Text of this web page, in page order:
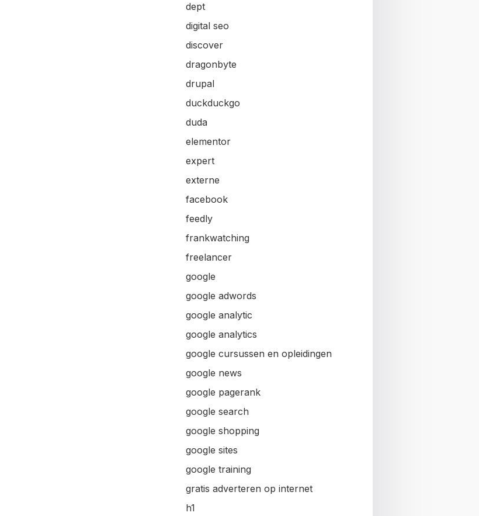
dept
digital seo
discover
dragonbyte
drupal
duckduckgo
duda
elementor
expert
externe
facebook
feedly
frankwatching
freelancer
google
google adwords
google analytic
google analytics
google cursussen en opleidingen
google news
google pagerank
google search
google shopping
google sites
google training
gratis adverteren op internet
h1